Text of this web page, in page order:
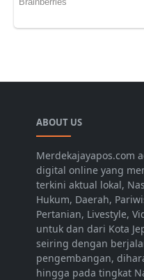
ABOUT US
Merdekajayapos.com
digital online yang
terkini aktual lokal,
Hukum, Daerah,
Pertanian, Livestyle,
untuk dan dari Kota
seiring dengan
pengembangan,
hingga pada tingkat